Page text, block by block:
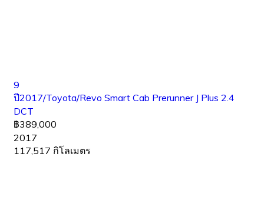
9
ปี2017/Toyota/Revo Smart Cab Prerunner J Plus 2.4
DCT
฿389,000
2017
117,517 กิโลเมตร